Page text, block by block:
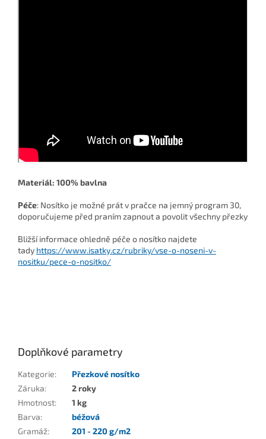
Materiál: 100% bavlna
Péče: Nosítko je možné prát v pračce na jemný program 30,
doporučujeme před praním zapnout a povolit všechny přezky
Bližší informace ohledně péče o nosítko najdete
tady https://www.isatky.cz/rubriky/vse-o-noseni-v-
nositku/pece-o-nositko/
Doplňkové parametry
Kategorie:
Přezkové nosítko
Záruka:
2 roky
Hmotnost:
1 kg
Barva:
béžová
Gramáž:
201 - 220 g/m2